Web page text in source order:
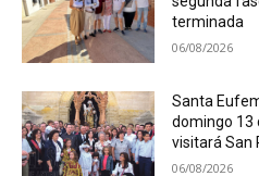
terminada
06/08/2026
Santa
domingo 13
visitará San
06/08/2026